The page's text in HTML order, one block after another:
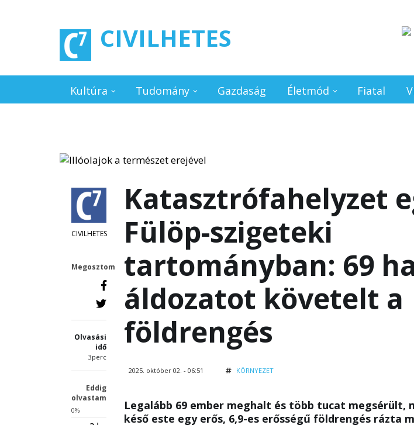
CIVILHETES
Kultúra Tudomány Gazdaság Életmód Fiatal
CIVILHETES
Megosztom
Olvasási
idő
3perc
Eddig
olvastam
0%
Katasztrófahelyzet
Fülöp-szigeteki
tartományban: 69
áldozatot követelt a
földrengés
2025. október 02. - 06:51 KÖRNYEZET
Legalább 69 ember meghalt és több tucat megsérült,
késő este egy erős, 6,9-es erősségű földrengés rázta